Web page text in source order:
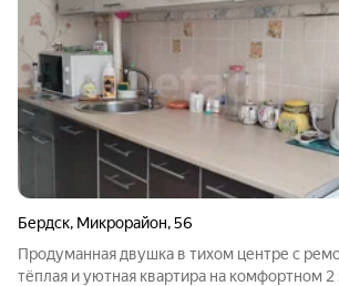
Бердск, Микрорайон,56
Продуманная двушка в тихом центре с
тёплая и уютная квартира на комфортном